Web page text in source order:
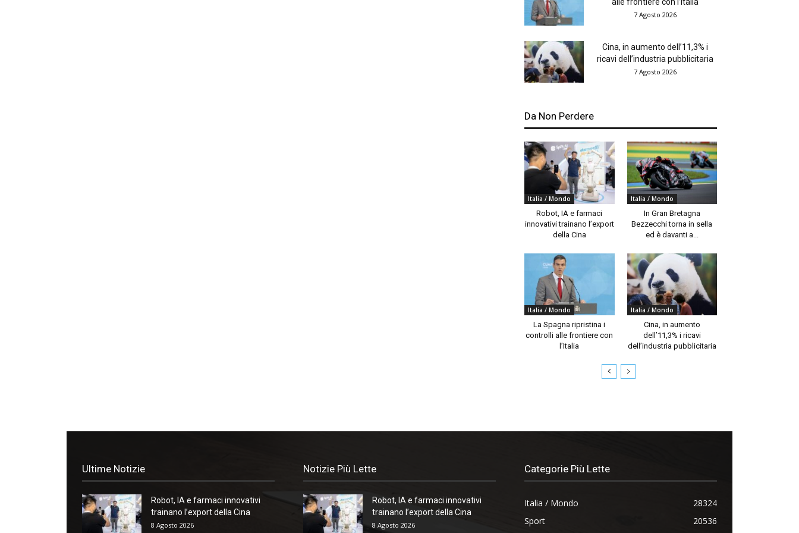
alle frontiere con l’Italia
7 Agosto 2026
Cina, in aumento dell’11,3% i
ricavi dell’industria pubblicitaria
7 Agosto 2026
Da Non Perdere
Italia / Mondo
Robot, IA e farmaci
innovativi trainano l’export
della Cina
Italia / Mondo
In Gran Bretagna
Bezzecchi torna in sella
ed è davanti a...
Italia / Mondo
La Spagna ripristina i
controlli alle frontiere con
l’Italia
Italia / Mondo
Cina, in aumento
dell’11,3% i ricavi
dell’industria pubblicitaria
Ultime Notizie
Robot, IA e farmaci innovativi
trainano l’export della Cina
8 Agosto 2026
Notizie Più Lette
Robot, IA e farmaci innovativi
trainano l’export della Cina
8 Agosto 2026
Categorie Più Lette
Italia / Mondo
28324
Sport
20536